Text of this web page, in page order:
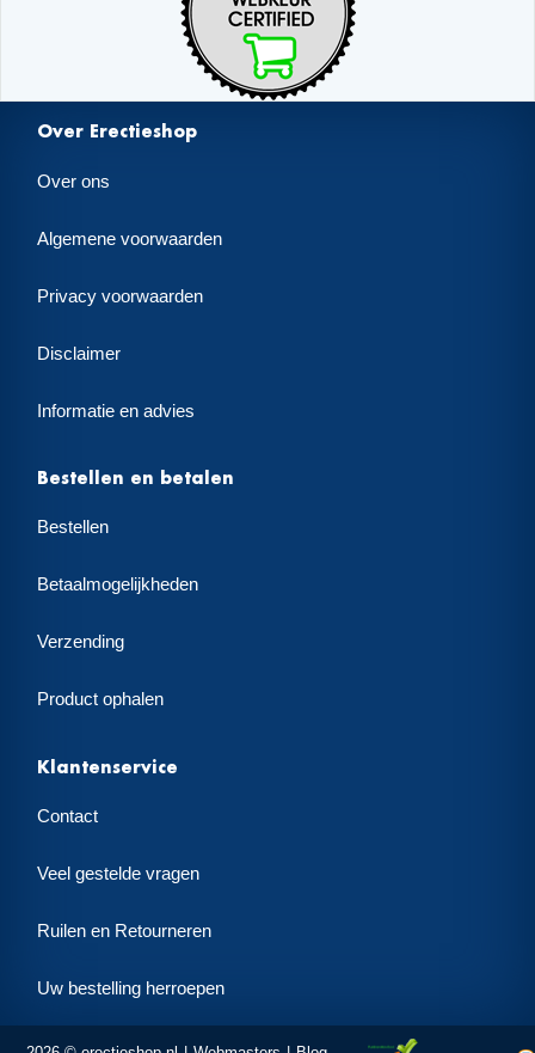
Over Erectieshop
Over ons
Algemene voorwaarden
Privacy voorwaarden
Disclaimer
Informatie en advies
Bestellen en betalen
Bestellen
Betaalmogelijkheden
Verzending
Product ophalen
Klantenservice
Contact
Veel gestelde vragen
Ruilen en Retourneren
Uw bestelling herroepen